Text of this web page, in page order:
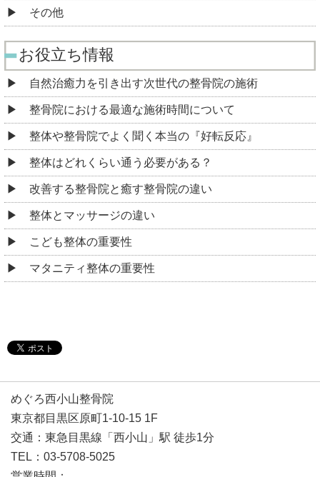
その他
お役立ち情報
自然治癒力を引き出す次世代の整骨院の施術
整骨院における最適な施術時間について
整体や整骨院でよく聞く本当の『好転反応』
整体はどれくらい通う必要がある？
改善する整骨院と癒す整骨院の違い
整体とマッサージの違い
こども整体の重要性
マタニティ整体の重要性
めぐろ西小山整骨院
東京都目黒区原町1-10-15 1F
交通：東急目黒線「西小山」駅 徒歩1分
TEL：03-5708-5025